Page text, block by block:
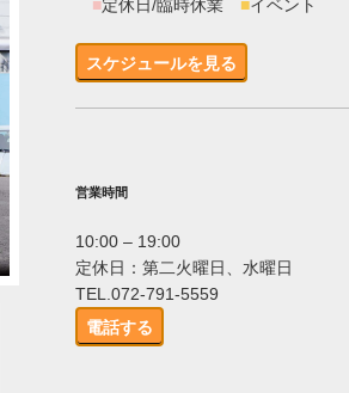
■定休日/臨時休業 ■イベント
スケジュールを見る
営業時間
10:00 – 19:00
定休日：第二火曜日、水曜日
TEL.072-791-5559
電話する